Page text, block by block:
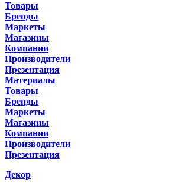
Товары
Бренды
Маркеты
Магазины
Компании
Производители
Презентация
Материалы
Товары
Бренды
Маркеты
Магазины
Компании
Производители
Презентация
Декор